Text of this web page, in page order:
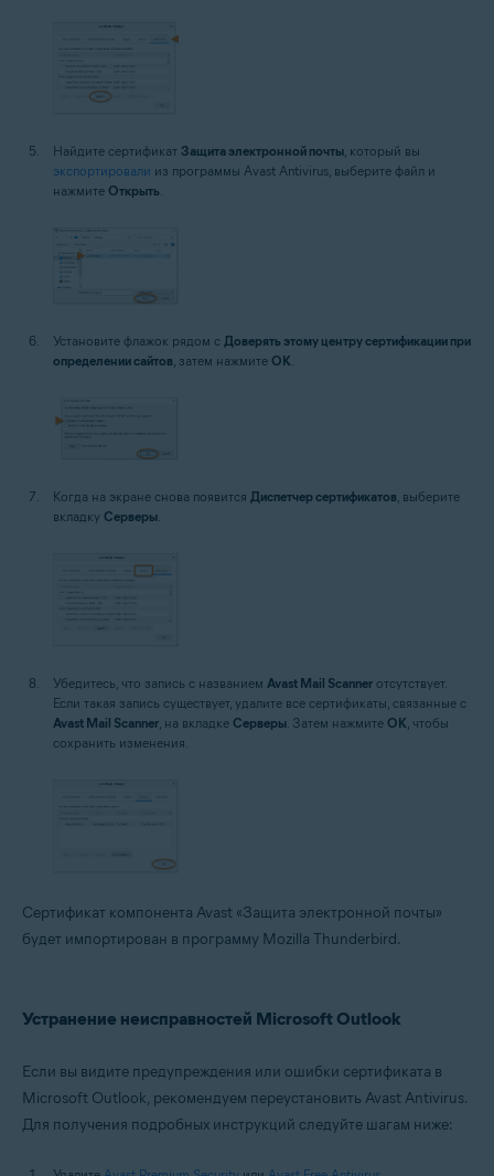
Найдите сертификат Защита электронной почты , который вы
экспортировали из программы Avast Antivirus, выберите файл и
нажмите Открыть
Установите флажок рядом с Доверять этому центру сертификации при
определении сайтов, затем нажмите ОК.
Когда на экране снова появится Диспетчер сертификатов , выберите
вкладку Серверы
Убедитесь, что запись с названием Avast Mail Scanner отсутствует.
Если такая запись существует, удалите все сертификаты, связанные с
Avast Mail Scanner, на вкладке Серверы. Затем нажмите OK, чтобы
сохранить изменения.
Сертификат компонента Avast «Защита электронной почты»
будет импортирован в программу Mozilla Thunderbird.
Устранение неисправностей Microsoft Outlook
Если вы видите предупреждения или ошибки сертификата в
Microsoft Outlook, рекомендуем переустановить Avast Antivirus.
Для получения подробных инструкций следуйте шагам ниже: